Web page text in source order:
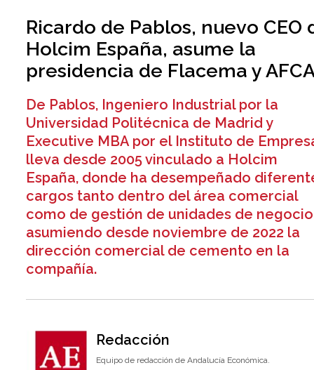
Ricardo de Pablos, nuevo CEO
Holcim España, asume la
presidencia de Flacema y
De Pablos, Ingeniero Industrial por la
Universidad Politécnica de Madrid y
Executive MBA por el Instituto de
lleva desde 2005 vinculado a Holcim
España, donde ha desempeñado
cargos tanto dentro del área comercial
como de gestión de unidades de
asumiendo desde noviembre de 2022 la
dirección comercial de cemento en la
compañía.
Redacción
Equipo de redacción de Andalucía Económica.